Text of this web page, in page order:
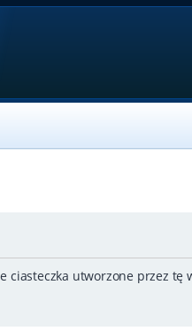
ciasteczka utworzone przez tę